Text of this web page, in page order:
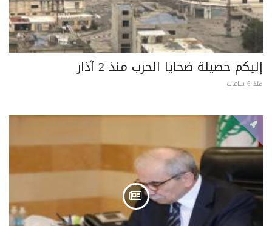
إليكم حصيلة ضحايا الحرب منذ 2 آذار
منذ 6 ساعات